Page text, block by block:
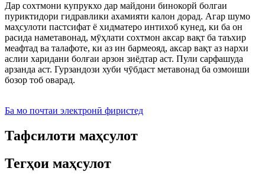
Дар сохтмони купрукхо дар майдони бинокорй болгаи
пуриктидори гидравлики ахамияти калон дорад. Агар шумо
маҳсулоти пастсифат ё хидматеро интихоб кунед, ки ба он
расида наметавонад, мӯҳлати сохтмон аксар вақт ба таъхир
меафтад ва талафоте, ки аз ин бармеояд, аксар вақт аз нархи
аслии харидани болғаи арзон зиёдтар аст. Пули сарфашуда
арзанда аст. Гурзандози хуби чӯбдаст метавонад ба озмоиши
бозор тоб оварад.
Ба мо почтаи электронӣ фиристед
Тафсилоти маҳсулот
Тегҳои маҳсулот